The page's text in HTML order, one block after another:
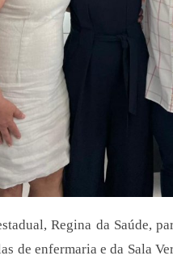
Regina da Saúde,
de enfermaria e da Sala